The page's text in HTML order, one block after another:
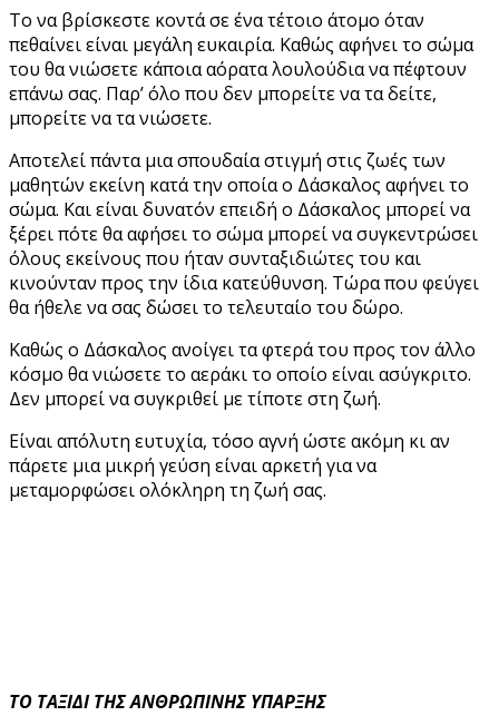
Το να βρίσκεστε κοντά σε ένα τέτοιο άτομο όταν
πεθαίνει είναι μεγάλη ευκαιρία. Καθώς αφήνει το σώμα
του θα νιώσετε κάποια αόρατα λουλούδια να πέφτουν
επάνω σας. Παρ’ όλο που δεν μπορείτε να τα δείτε,
μπορείτε να τα νιώσετε.
Αποτελεί πάντα μια σπουδαία στιγμή στις ζωές των
μαθητών εκείνη κατά την οποία ο Δάσκαλος αφήνει το
σώμα. Και είναι δυνατόν επειδή ο Δάσκαλος μπορεί να
ξέρει πότε θα αφήσει το σώμα μπορεί να συγκεντρώσει
όλους εκείνους που ήταν συνταξιδιώτες του και
κινούνταν προς την ίδια κατεύθυνση. Τώρα που φεύγει
θα ήθελε να σας δώσει το τελευταίο του δώρο.
Καθώς ο Δάσκαλος ανοίγει τα φτερά του προς τον άλλο
κόσμο θα νιώσετε το αεράκι το οποίο είναι ασύγκριτο.
Δεν μπορεί να συγκριθεί με τίποτε στη ζωή.
Είναι απόλυτη ευτυχία, τόσο αγνή ώστε ακόμη κι αν
πάρετε μια μικρή γεύση είναι αρκετή για να
μεταμορφώσει ολόκληρη τη ζωή σας.
ΤΟ ΤΑΞΙΔΙ ΤΗΣ ΑΝΘΡΩΠΙΝΗΣ ΥΠΑΡΞΗΣ